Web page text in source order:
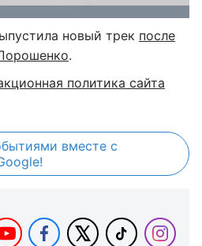
новый трек после
.
политика сайта
вместе с